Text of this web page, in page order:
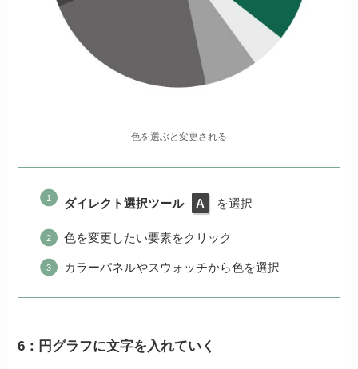
色を選ぶと変更される
ダイレクト選択ツール A を選択
色を変更したい要素をクリック
カラーパネルやスウォッチから色を選択
6：円グラフに文字を入れていく